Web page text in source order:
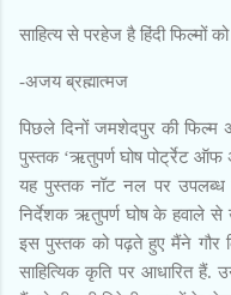
साहित्य से परहेज है हिंदी फिल्मों को
-अजय ब्रह्मात्मज
पिछले दिनों जमशेदपुर की फिल्म
पुस्तक ‘ऋतुपर्ण घोष पोर्ट्रेट ऑफ
यह पुस्तक नॉट नल पर उपलब्ध
निर्देशक ऋतुपर्ण घोष के हवाले से
इस पुस्तक को पढ़ते हुए मैंने गौर
साहित्यिक कृति पर आधारित हैं.